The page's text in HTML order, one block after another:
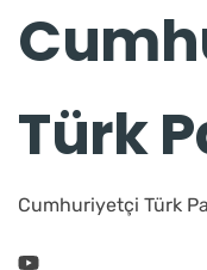
Türk
Cumhuriyetçi Türk